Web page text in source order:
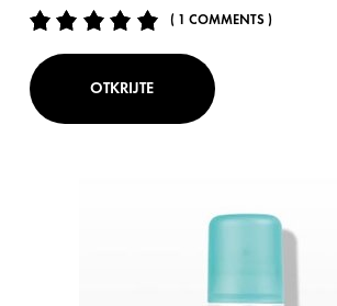
( 1 COMMENTS )
OTKRIJTE